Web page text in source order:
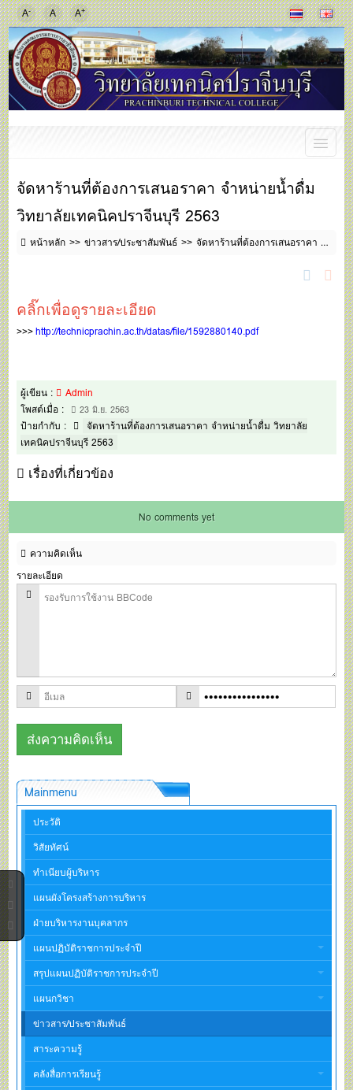
A- A A+
จัดหาร้านที่ต้องการเสนอราคา จำหน่ายน้ำดื่ม
วิทยาลัยเทคนิคปราจีนบุรี 2563
หน้าหลัก ข่าวสาร/ประชาสัมพันธ์ จัดหาร้านที่ต้องการเสนอราคา จำหน่ายน้ำดื่ม วิทยาลัยเทคนิคปราจีนบุรี 2563
คลิ๊กเพื่อดูรายละเอียด
>>>http://technicprachin.ac.th/datas/file/1592880140.pdf
ผู้เขียน :
Admin
โพสต์เมื่อ :
23 มิ.ย. 2563
ป้ายกำกับ :
จัดหาร้านที่ต้องการเสนอราคา จำหน่ายน้ำดื่ม วิทยาลัย
เทคนิคปราจีนบุรี 2563
เรื่องที่เกี่ยวข้อง
No comments yet
ความคิดเห็น
รายละเอียด
Mainmenu
ประวัติ
วิสัยทัศน์
ทำเนียบผู้บริหาร
แผนผังโครงสร้างการบริหาร
ฝ่ายบริหารงานบุคลากร
แผนปฏิบัติราชการประจำปี
สรุปแผนปฏิบัติราชการประจำปี
แผนกวิชา
ข่าวสาร/ประชาสัมพันธ์
สาระความรู้
คลังสื่อการเรียนรู้